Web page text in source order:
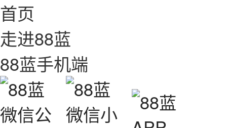
首页
走进88蓝
88蓝手机端